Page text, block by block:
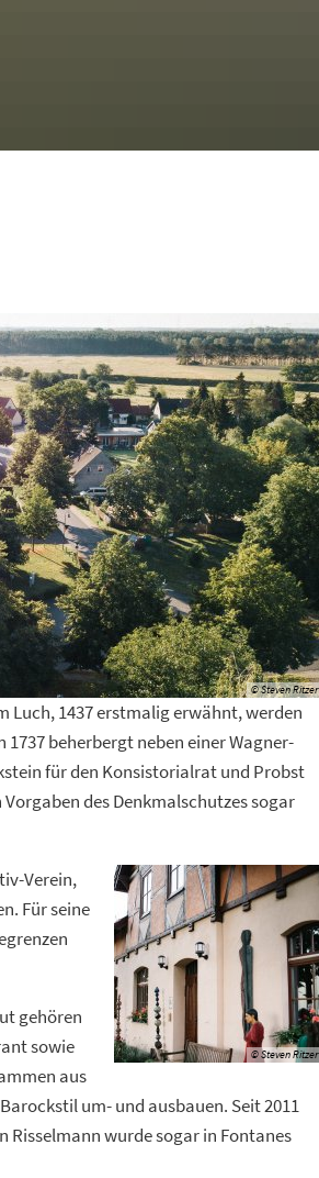
© Steven Ritzer
Luch, 1437 erstmalig erwähnt, werden
beherbergt neben einer Wagner-
für den Konsistorialrat und Probst
des Denkmalschutzes sogar
© Steven Ritzer
Verein,
Für seine
gehören
sowie
aus
um- und ausbauen. Seit 2011
Risselmann wurde sogar in Fontanes